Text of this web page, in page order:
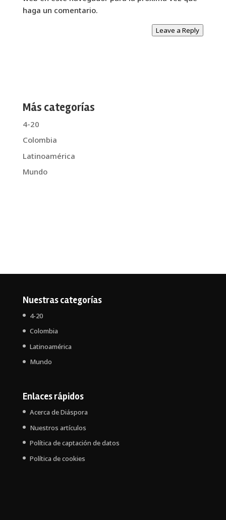
haga un comentario.
Leave a Reply
Más categorías
4-20
Colombia
Latinoamérica
Mundo
Nuestras categorías
4-20
Colombia
Latinoamérica
Mundo
Enlaces rápidos
Acerca de Diáspora
Nuestros artículos
Política de captación de datos
Política de cookies